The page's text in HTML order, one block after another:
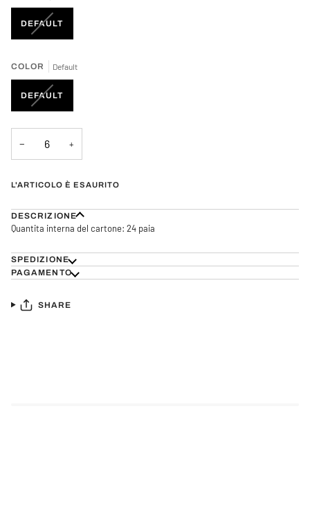
DEFAULTVARIANTE
NON
DISPONIBILE
COLOR Default
DEFAULTVARIANTE
DISPONIBILE
− +
L'ARTICOLO È ESAURITO
DESCRIZIONE
Quantita interna del cartone: 24 paia
SPEDIZIONE
PAGAMENTO
SHARE